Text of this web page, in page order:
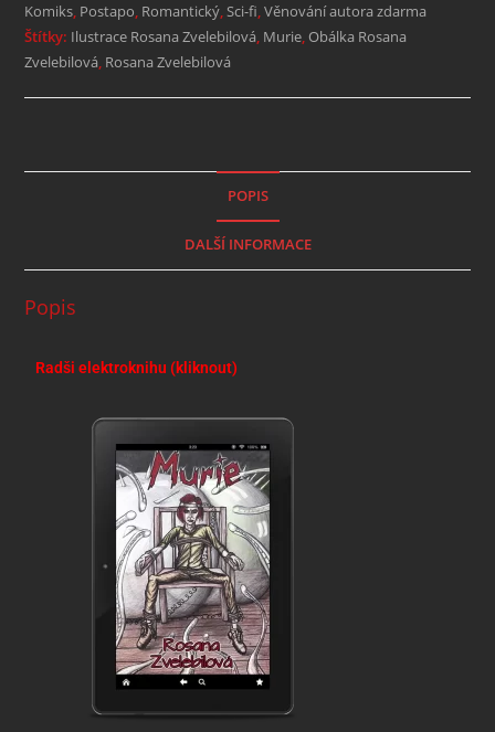
Komiks, Postapo, Romantický,Sci-fi,Věnování autora zdarma
Štítky: Ilustrace Rosana Zvelebilová, Murie,Obálka Rosana
Zvelebilová, Rosana Zvelebilová
POPIS
DALŠÍ INFORMACE
Popis
Radši elektroknihu (kliknout)